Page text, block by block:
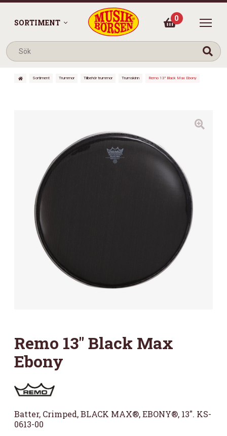
SORTIMENT 0
Sortiment Trummor Tillbehör trummor Trumskinn Remo 13″ Black Max Ebony
Remo 13″ Black Max
Ebony
Batter, Crimped, BLACK MAX®, EBONY®, 13″. KS-
0613-00